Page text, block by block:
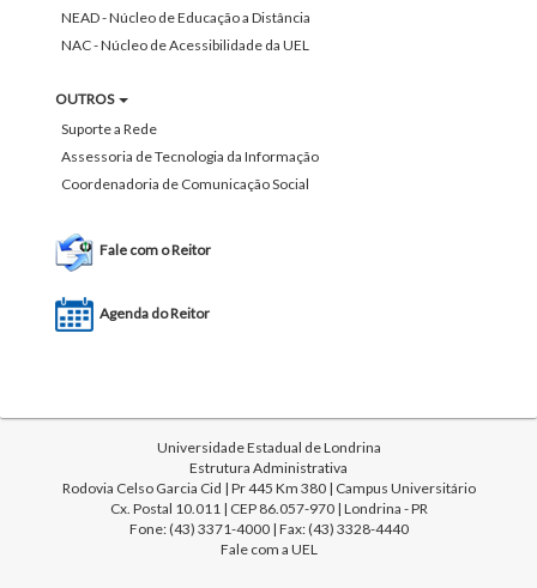
NEAD - Núcleo de Educação a Distância
NAC - Núcleo de Acessibilidade da UEL
OUTROS
Suporte a Rede
Assessoria de Tecnologia da Informação
Coordenadoria de Comunicação Social
Fale com o Reitor
Agenda do Reitor
Universidade Estadual de Londrina
Estrutura Administrativa
Rodovia Celso Garcia Cid | Pr 445 Km 380 | Campus Universitário
Cx. Postal 10.011 | CEP 86.057-970 | Londrina - PR
Fone: (43) 3371-4000 | Fax: (43) 3328-4440
Fale com a UEL